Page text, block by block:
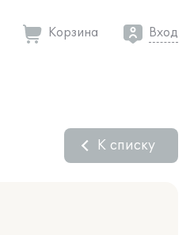
Корзина Вход
К списку